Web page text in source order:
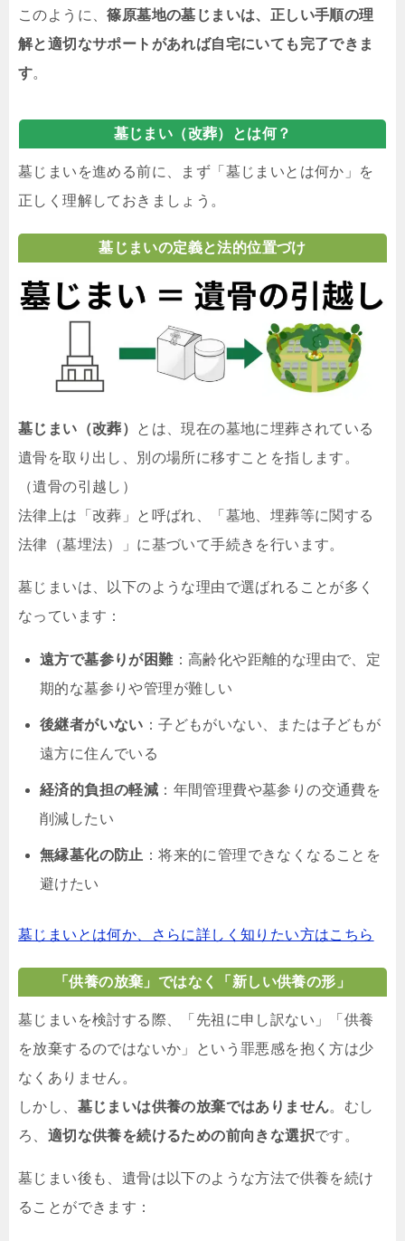
このように、篠原墓地の墓じまいは、正しい手順の理
解と適切なサポートがあれば自宅にいても完了できま
す。
墓じまい（改葬）とは何？
墓じまいを進める前に、まず「墓じまいとは何か」を
正しく理解しておきましょう。
墓じまいの定義と法的位置づけ
墓じまい（改葬）
とは、現在の墓地に埋葬されている
遺骨を取り出し、別の場所に移すことを指します。
（遺骨の引越し）
法律上は「改葬」と呼ばれ、「墓地、埋葬等に関する
法律（墓埋法）」に基づいて手続きを行います。
墓じまいは、以下のような理由で選ばれることが多く
なっています：
遠方で墓参りが困難：高齢化や距離的な理由で、定
期的な墓参りや管理が難しい
後継者がいない ：子どもがいない、または子どもが
遠方に住んでいる
経済的負担の軽減 ：年間管理費や墓参りの交通費を
削減したい
無縁墓化の防止 ：将来的に管理できなくなることを
避けたい
墓じまいとは何か、さらに詳しく知りたい方はこちら
「供養の放棄」ではなく「新しい供養の形」
墓じまいを検討する際、「先祖に申し訳ない」「供養
を放棄するのではないか」という罪悪感を抱く方は少
なくありません。
しかし、 墓じまいは供養の放棄ではありません。むし
ろ、 適切な供養を続けるための前向きな選択です。
墓じまい後も、遺骨は以下のような方法で供養を続け
ることができます：